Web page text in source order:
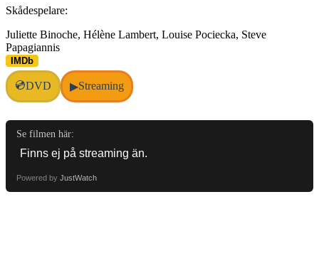
Skådespelare:
Juliette Binoche, Hélène Lambert, Louise Pociecka, Steve
Papagiannis
IMDb
💿DVD ▶Streaming
Se filmen här:
Powered by JustWatch